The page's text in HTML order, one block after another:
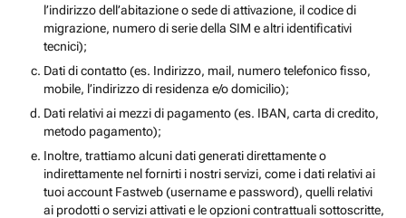
l’indirizzo dell’abitazione o sede di attivazione, il codice di
migrazione, numero di serie della SIM e altri identificativi
tecnici);
Dati di contatto (es. Indirizzo, mail, numero telefonico fisso,
mobile, l’indirizzo di residenza e/o domicilio);
Dati relativi ai mezzi di pagamento (es. IBAN, carta di credito,
metodo pagamento);
Inoltre, trattiamo alcuni dati generati direttamente o
indirettamente nel fornirti i nostri servizi, come i dati relativi ai
tuoi account Fastweb (username e password), quelli relativi
ai prodotti o servizi attivati e le opzioni contrattuali sottoscritte,